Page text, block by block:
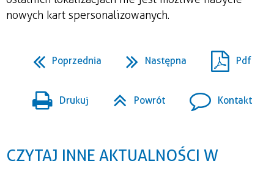
nowych kart spersonalizowanych.
Poprzednia Następna Pdf
Drukuj Powrót Kontakt
CZYTAJ INNE AKTUALNOŚCI W